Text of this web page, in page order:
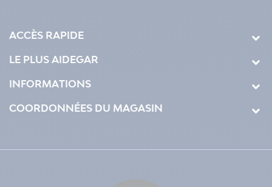
ACCÈS RAPIDE
LE PLUS AIDEGAR
INFORMATIONS
COORDONNÉES DU MAGASIN